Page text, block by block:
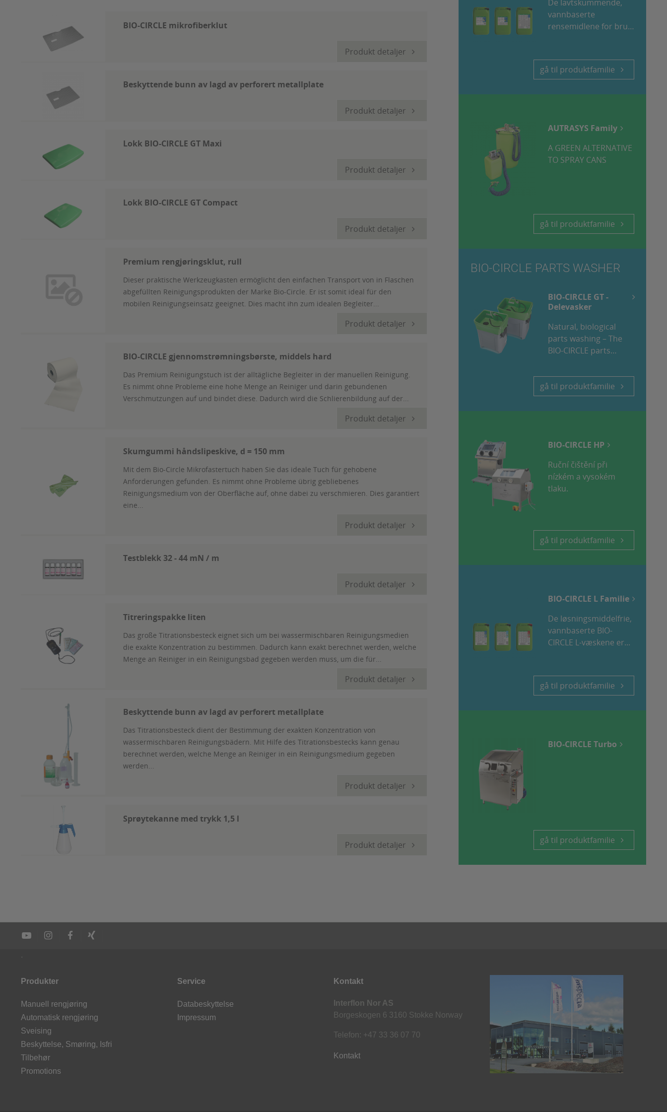
oil, separating agents
paint, ink
paint, varnish
smoke and soot
Vegetable and/or animal grease
BIO-CIRCLE mikrofiberklut
Produkt detaljer
Beskyttende bunn av lagd av perforert metallplate
Produkt detaljer
Lokk BIO-CIRCLE GT Maxi
Produkt detaljer
Lokk BIO-CIRCLE GT Compact
Produkt detaljer
Premium rengjøringsklut, rull
Dieser praktische Werkzeugkasten ermöglicht den einfachen Transport von in Flaschen
abgefüllten Reinigungsprodukten der Marke Bio-Circle. Er ist somit ideal für den
mobilen Reinigungseinsatz geeignet. Dies macht ihn zum idealen Begleiter...
Produkt detaljer
BIO-CIRCLE gjennomstrømningsbørste, middels hard
Das Premium Reinigungstuch ist der alltägliche Begleiter in der manuellen Reinigung.
Es nimmt ohne Probleme eine hohe Menge an Reiniger und darin gebundenen
Verschmutzungen auf und bindet diese. Dadurch wird die Schlierenbildung auf der...
Produkt detaljer
Skumgummi håndslipeskive, d = 150 mm
Mit dem Bio-Circle Mikrofastertuch haben Sie das ideale Tuch für gehobene
Anforderungen gefunden. Es nimmt ohne Probleme übrig gebliebenes
Reinigungsmedium von der Oberfläche auf, ohne dabei zu verschmieren. Dies garantiert
eine...
Produkt detaljer
Testblekk 32 - 44 mN / m
Produkt detaljer
Titreringspakke liten
Das große Titrationsbesteck eignet sich um bei wassermischbaren Reinigungsmedien
die exakte Konzentration zu bestimmen. Dadurch kann exakt berechnet werden, welche
Menge an Reiniger in ein Reinigungsbad gegeben werden muss, um die für...
Produkt detaljer
Beskyttende bunn av lagd av perforert metallplate
Das Titrationsbesteck dient der Bestimmung der exakten Konzentration von
wassermischbaren Reinigungsbädern. Mit Hilfe des Titrationsbestecks kann genau
berechnet werden, welche Menge an Reiniger in ein Reinigungsmedium gegeben
werden...
Produkt detaljer
Sprøytekanne med trykk 1,5 l
Produkt detaljer
De lavtskummende,
vannbaserte
rensemidlene for bruk
gå til produktfamilie
AUTRASYS Family
A GREEN ALTERNATIVE
TO SPRAY CANS
gå til produktfamilie
BIO-CIRCLE PARTS WASHER
BIO-CIRCLE GT -
Delevasker
Natural, biological
parts washing – The
BIO-CIRCLE parts
gå til produktfamilie
BIO-CIRCLE HP
Ruční čištění při
nízkém a vysokém
tlaku.
gå til produktfamilie
BIO-CIRCLE L Familie
De løsningsmiddelfrie,
vannbaserte BIO-
CIRCLE L-væskene er...
gå til produktfamilie
BIO-CIRCLE Turbo
gå til produktfamilie
.
Produkter
Manuell rengjøring
Automatisk rengjøring
Sveising
Beskyttelse, Smøring, Isfri
Tilbehør
Promotions
Service
Databeskyttelse
Impressum
Kontakt
Interflon Nor AS
Borgeskogen 6 3160 Stokke Norway
Telefon: +47 33 36 07 70
Kontakt